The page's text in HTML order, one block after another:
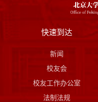
快速到达
新闻
校友会
校友工作办公室
法制法规